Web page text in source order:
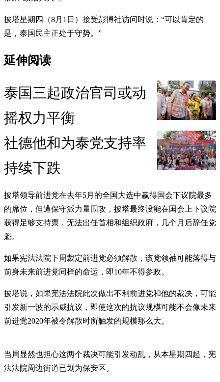
披塔星期四（8月1日）接受彭博社访问时说：“可以肯定的
是，泰国民主正处于守势。”
延伸阅读
泰国三起政治官司或动
摇权力平衡
社德他和为泰党支持率
持续下跌
披塔领导前进党在去年5月的全国大选中赢得国会下议院最多
的席位，但遭保守派力量围攻，披塔最终没能在国会上下议院
获得足够支持票，无法出任首相和组织政府，几个月后辞任党
魁。
如果宪法法院下周裁定前进党必须解散，该党领袖可能落得与
前身未来前进党同样的命运，即10年不得参政。
披塔说，如果宪法法院此次做出不利前进党和他的裁决，可能
引发新一波的示威抗议，即使这次的抗议规模可能不会像未来
前进党2020年被令解散时所触发的规模那么大。
当局显然也担心这两个裁决可能引发动乱，从本星期四起，宪
法法院周边街道已划为保安区。